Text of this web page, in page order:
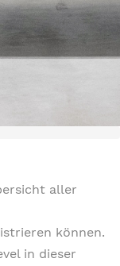
aller
können.
in dieser